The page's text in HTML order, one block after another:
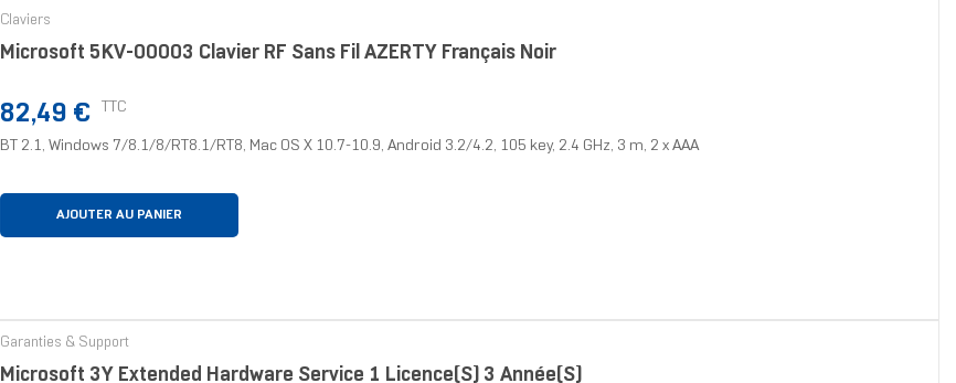
Claviers
Microsoft 5KV-00003 Clavier RF Sans Fil AZERTY Français Noir
Prix
82,49 € TTC
BT 2.1, Windows 7/8.1/8/RT8.1/RT8, Mac OS X 10.7-10.9, Android 3.2/4.2, 105 key, 2.4 GHz, 3 m, 2 x AAA
AJOUTER AU PANIER
Garanties & Support
Microsoft 3Y Extended Hardware Service 1 Licence(s) 3 Année(s)